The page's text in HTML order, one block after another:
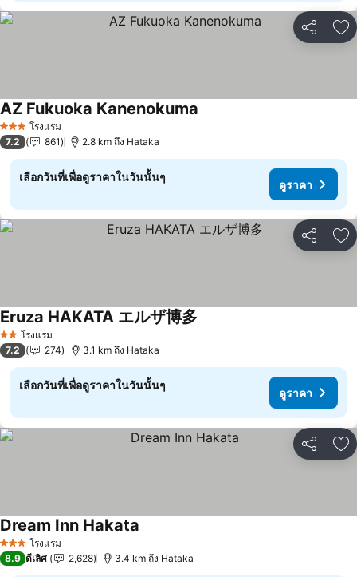
แชร์ เ
3 ดาว โรงแรม
AZ Fukuoka Kanenokuma
7.2 861 2.8 km ถึง Hataka
เลือกวันที่เพื่อดูราคาในวันนั้นๆ
ดูราคา
แชร์ เ
2 ดาวโรงแรม
Eruza HAKATA エルザ博多
7.2 274 3.1 km ถึง Hataka
เลือกวันที่เพื่อดูราคาในวันนั้นๆ
ดูราคา
แชร์ เ
3 ดาว โรงแรม
Dream Inn Hakata
8.9 ดีเลิศ 2,628 3.4 km ถึง Hataka